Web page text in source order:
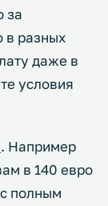
за
в разных
даже в
условия
. Например
в 140 евро
полным